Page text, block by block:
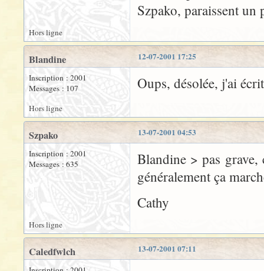
Szpako, paraissent
Hors ligne
12-07-2001 17:25
Blandine
Inscription : 2001
Messages : 107
Oups, désolée, j'ai
Hors ligne
13-07-2001 04:53
Szpako
Inscription : 2001
Messages : 635
Blandine > pas
généralement ça
Cathy
Hors ligne
13-07-2001 07:11
Caledfwlch